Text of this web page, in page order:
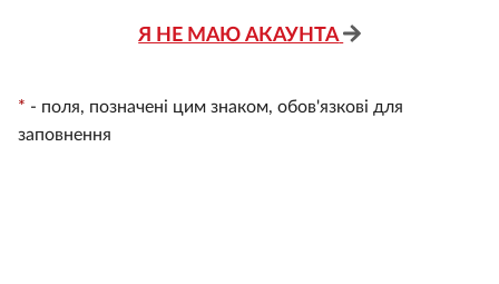
Я НЕ МАЮ АКАУНТА
* - поля, позначені цим знаком, обов'язкові для
заповнення